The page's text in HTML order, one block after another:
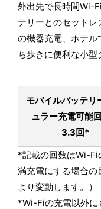
外出先で長時間Wi-
テリーとのセット
の機器充電、ホテ
ち歩きに便利な小型
モバイルバッテリ
ュラー充電可能
3.3回*
*記載の回数はWi-Fi
満充電にする場合の
より変動します。）
*Wi-Fiの充電以外に